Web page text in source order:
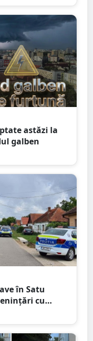
astăzi la
galben
în Satu
cu